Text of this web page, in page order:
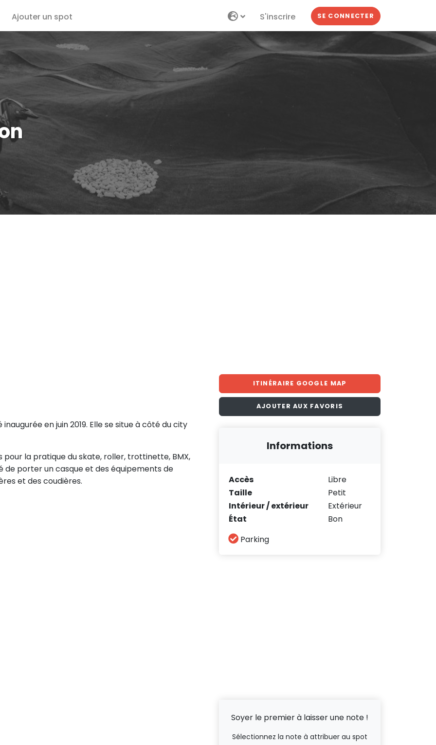
Ajouter un spot S'inscrire SE CONNECTER
en juin 2019. Elle se situe à côté du city
la pratique du skate, roller, trottinette, BMX,
de porter un casque et des équipements de
et des coudières.
ITINÉRAIRE GOOGLE MAP
AJOUTER AUX FAVORIS
Informations
Accès
Libre
Taille
Petit
Intérieur / extérieur
Extérieur
État
Bon
Parking
Soyer le premier à laisser une note !
Sélectionnez la note à attribuer au spot